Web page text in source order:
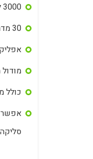
3000 לקוחות
30 מדריכים
כולל
סליקה